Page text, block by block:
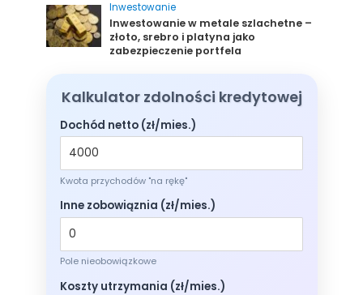
Inwestowanie
Inwestowanie w metale szlachetne –
złoto, srebro i platyna jako
zabezpieczenie portfela
Kalkulator zdolności kredytowej
Dochód netto (zł/mies.)
Kwota przychodów "na rękę"
Inne zobowiąznia (zł/mies.)
Pole nieobowiązkowe
Koszty utrzymania (zł/mies.)